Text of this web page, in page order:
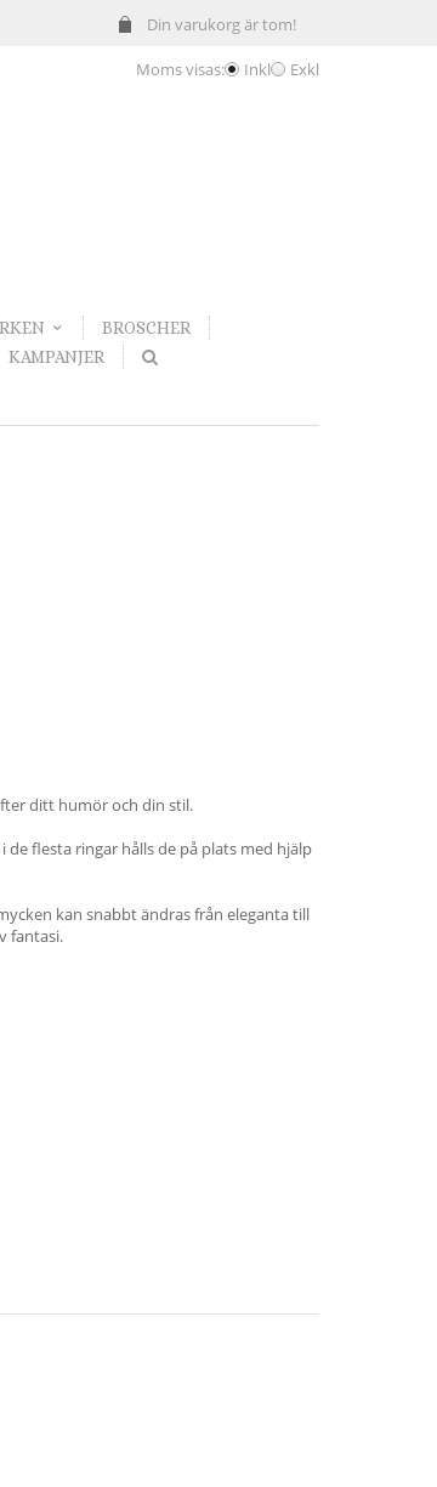
Din varukorg är tom!
Moms visas: Inkl Exkl
BROSCHER
KAMPANJER
ditt humör och din stil.
flesta ringar hålls de på plats med hjälp
kan snabbt ändras från eleganta till
fantasi.